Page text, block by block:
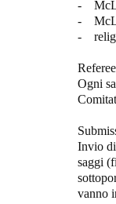
-
-
-
Ogni
Invio di
saggi
vanno